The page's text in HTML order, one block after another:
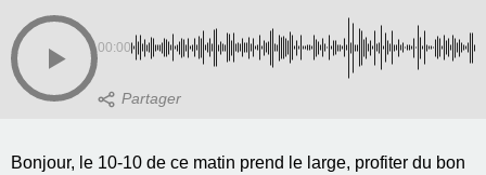
00:00
Bonjour, le 10-10 de ce matin prend le large, profiter du bon